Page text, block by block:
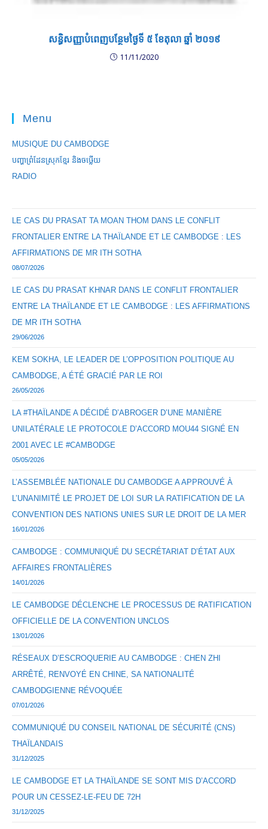
សន្ធិសញ្ញាបំពេញបន្ថែមថ្ងៃទី ៥ ខែតុលា ឆ្នាំ ២០១៩
11/11/2020
Menu
MUSIQUE DU CAMBODGE
បញ្ហាព្រំដែនស្រុកខ្មែរ និងចឞ្លើយ
RADIO
LE CAS DU PRASAT TA MOAN THOM DANS LE CONFLIT
FRONTALIER ENTRE LA THAÏLANDE ET LE CAMBODGE : LES
AFFIRMATIONS DE MR ITH SOTHA
08/07/2026
LE CAS DU PRASAT KHNAR DANS LE CONFLIT FRONTALIER
ENTRE LA THAÏLANDE ET LE CAMBODGE : LES AFFIRMATIONS
DE MR ITH SOTHA
29/06/2026
KEM SOKHA, LE LEADER DE L’OPPOSITION POLITIQUE AU
CAMBODGE, A ÉTÉ GRACIÉ PAR LE ROI
26/05/2026
LA #THAÏLANDE A DÉCIDÉ D’ABROGER D’UNE MANIÈRE
UNILATÉRALE LE PROTOCOLE D’ACCORD MOU44 SIGNÉ EN
2001 AVEC LE #CAMBODGE
05/05/2026
L’ASSEMBLÉE NATIONALE DU CAMBODGE A APPROUVÉ À
L’UNANIMITÉ LE PROJET DE LOI SUR LA RATIFICATION DE LA
CONVENTION DES NATIONS UNIES SUR LE DROIT DE LA MER
16/01/2026
CAMBODGE : COMMUNIQUÉ DU SECRÉTARIAT D’ÉTAT AUX
AFFAIRES FRONTALIÈRES
14/01/2026
LE CAMBODGE DÉCLENCHE LE PROCESSUS DE RATIFICATION
OFFICIELLE DE LA CONVENTION UNCLOS
13/01/2026
RÉSEAUX D’ESCROQUERIE AU CAMBODGE : CHEN ZHI
ARRÊTÉ, RENVOYÉ EN CHINE, SA NATIONALITÉ
CAMBODGIENNE RÉVOQUÉE
07/01/2026
COMMUNIQUÉ DU CONSEIL NATIONAL DE SÉCURITÉ (CNS)
THAÏLANDAIS
31/12/2025
LE CAMBODGE ET LA THAÏLANDE SE SONT MIS D’ACCORD
POUR UN CESSEZ-LE-FEU DE 72H
31/12/2025